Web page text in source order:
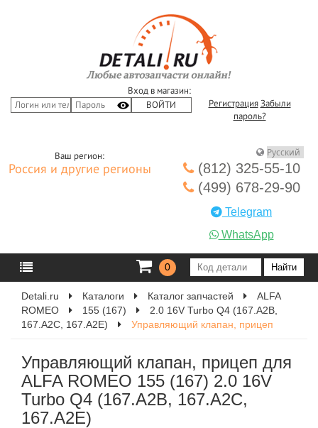
Вход в магазин:
Регистрация Забыли
пароль?
Ваш регион:
Россия и другие регионы
(812) 325-55-10
(499) 678-29-90
Telegram
WhatsApp
0
Detali.ru Каталоги Каталог запчастей
ALFA
ROMEO
155 (167)
2.0 16V Turbo Q4 (167.A2B,
167.A2C, 167.A2E)
Управляющий клапан, прицеп
Управляющий клапан, прицеп для
ALFA ROMEO 155 (167) 2.0 16V
Turbo Q4 (167.A2B, 167.A2C,
167.A2E)